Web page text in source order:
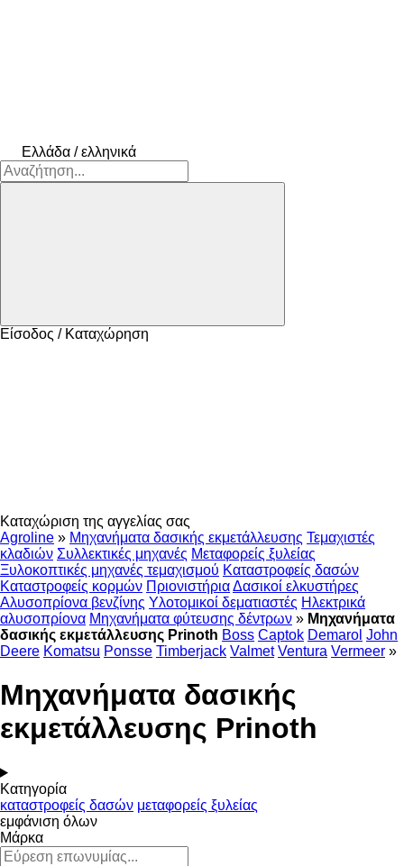
Ελλάδα / ελληνικά
Είσοδος / Καταχώρηση
Καταχώριση της αγγελίας σας
Agroline » Μηχανήματα δασικής εκμετάλλευσης Τεμαχιστές
κλαδιών Συλλεκτικές μηχανές Μεταφορείς ξυλείας
Ξυλοκοπτικές μηχανές τεμαχισμού Καταστροφείς δασών
Καταστροφείς κορμών ΠριονιστήριαΔασικοί ελκυστήρες
Αλυσοπρίονα βενζίνης Υλοτομικοί δεματιαστές Ηλεκτρικά
αλυσοπρίονα Μηχανήματα φύτευσης δέντρων » Μηχανήματα
δασικής εκμετάλλευσης Prinoth Boss Captok Demarol John
Deere Komatsu Ponsse Timberjack Valmet Ventura Vermeer »
Μηχανήματα δασικής
εκμετάλλευσης Prinoth
Κατηγορία
καταστροφείς δασών μεταφορείς ξυλείας
εμφάνιση όλων
Μάρκα